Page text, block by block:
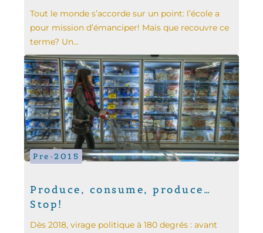
Tout le monde s’accorde sur un point: l’école a
pour mission d’émanciper! Mais que recouvre ce
terme? Un...
Pre-2015
Produce, consume, produce…
Stop!
Dès 2018, virage politique à 180 degrés : avant